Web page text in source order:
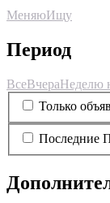
МеняюИщу
Период
ВсеВчераНеделю
Только
Последние